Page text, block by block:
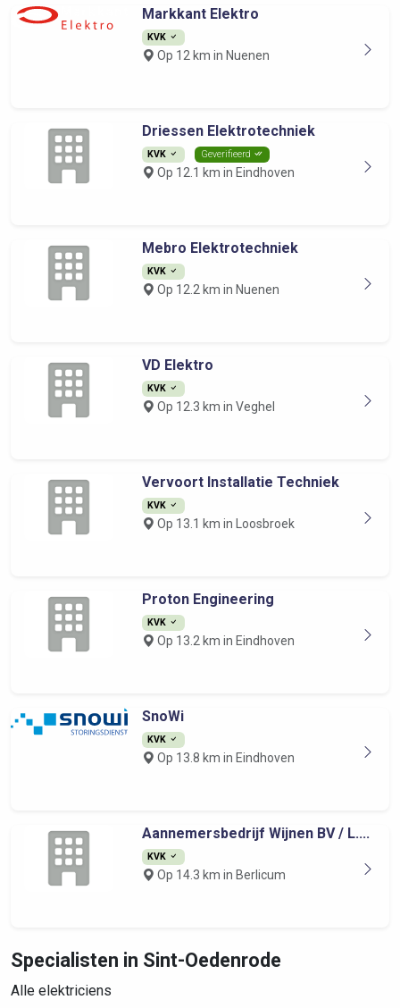
Markkant Elektro
KVK
Op 12 km in Nuenen
Driessen Elektrotechniek
KVK Geverifieerd
Op 12.1 km in Eindhoven
Mebro Elektrotechniek
KVK
Op 12.2 km in Nuenen
VD Elektro
KVK
Op 12.3 km in Veghel
Vervoort Installatie Techniek
KVK
Op 13.1 km in Loosbroek
Proton Engineering
KVK
Op 13.2 km in Eindhoven
SnoWi
KVK
Op 13.8 km in Eindhoven
Aannemersbedrijf Wijnen BV / L....
KVK
Op 14.3 km in Berlicum
Specialisten in Sint-Oedenrode
Alle elektriciens